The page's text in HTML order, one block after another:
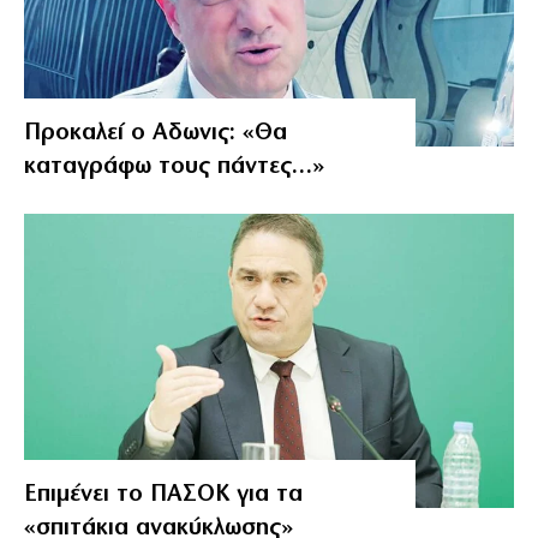
Προκαλεί ο Αδωνις: «Θα
καταγράφω τους πάντες…»
Επιμένει το ΠΑΣΟΚ για τα
«σπιτάκια ανακύκλωσης»